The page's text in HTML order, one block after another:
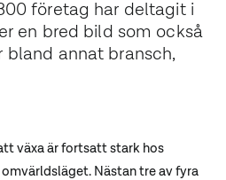
företag har deltagit i
en bred bild som också
bland annat bransch,
växa är fortsatt stark hos
Nästan tre av fyra